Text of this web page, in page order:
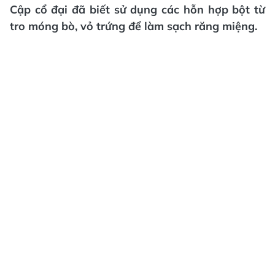
Cập cổ đại đã biết sử dụng các hỗn hợp bột từ
tro móng bò, vỏ trứng để làm sạch răng miệng.